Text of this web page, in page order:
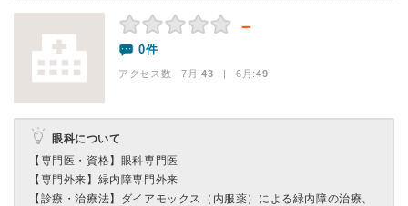
－
0件
アクセス数 7月:43 | 6月:49
眼科について
【専門医・資格】 眼科専門医
【専門外来】 緑内障専門外来
【診療・治療法】 ダイアモックス（内服薬）による緑内障の治療、